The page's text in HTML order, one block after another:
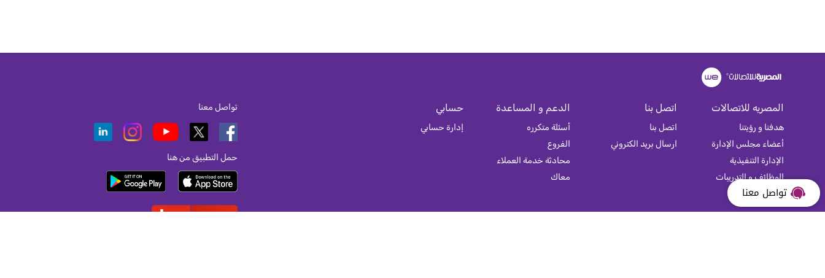
المصريه للاتصالات
هدفنا و رؤيتنا
أعضاء مجلس الإدارة
الإدارة التنفيذية
الوظائف و التدريبات
خريطة الموقع
اتصل بنا
اتصل بنا
ارسال بريد الكتروني
الدعم و المساعدة
أسئلة متكرره
الفروع
محادثة خدمة العملاء
معاك
حسابي
إدارة حسابي
تواصل معنا
حمل التطبيق من هنا
تواصل معنا